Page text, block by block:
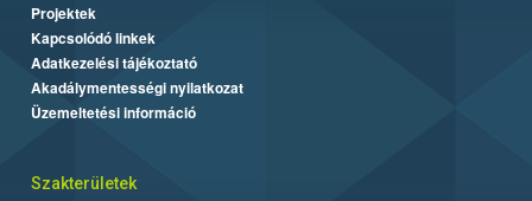
Projektek
Kapcsolódó linkek
Adatkezelési tájékoztató
Akadálymentességi nyilatkozat
Üzemeltetési információ
Szakterületek